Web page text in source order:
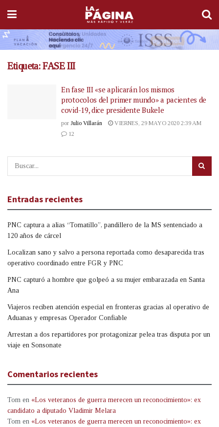
Etiqueta:FASE III
En fase III «se aplicarán los mismos
protocolos del primer mundo» a pacientes de
covid-19, dice presidente Bukele
por Julio Villarán
VIERNES, 29 MAYO 2020 2:39 AM
12
Entradas recientes
PNC captura a alias “Tomatillo”, pandillero de la MS sentenciado a
120 años de cárcel
Localizan sano y salvo a persona reportada como desaparecida tras
operativo coordinado entre FGR y PNC
PNC capturó a hombre que golpeó a su mujer embarazada en Santa
Ana
Viajeros reciben atención especial en fronteras gracias al operativo de
Aduanas y empresas Operador Confiable
Arrestan a dos repartidores por protagonizar pelea tras disputa por un
viaje en Sonsonate
Comentarios recientes
Tom en «Los veteranos de guerra merecen un reconocimiento»: ex
candidato a diputado Vladimir Melara
Tom en «Los veteranos de guerra merecen un reconocimiento»: ex